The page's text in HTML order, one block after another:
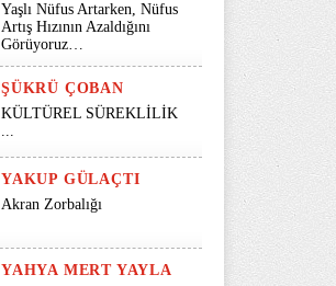
Yaşlı Nüfus Artarken, Nüfus
Artış Hızının Azaldığını
Görüyoruz…
ŞÜKRÜ ÇOBAN
KÜLTÜREL SÜREKLİLİK
...
YAKUP GÜLAÇTI
Akran Zorbalığı
YAHYA MERT YAYLA